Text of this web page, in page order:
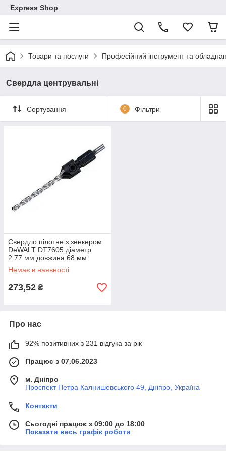
Express Shop
Товари та послуги Професійний інструмент та
Свердла центрувальні
Сортування 0 Фільтри
Свердло пілотне з зенкером
DeWALT DT7605 діаметр
2.77 мм довжина 68 мм
циліндричний хвостовик для
дерева
Немає в наявності
273,52 ₴
Про нас
92% позитивних з 231 відгука за рік
Працює з 07.06.2023
м. Дніпро
Проспект Петра Калнишевського 49, Дніпро, Україна
Контакти
Сьогодні працює з 09:00 до 18:00
Показати весь графік роботи